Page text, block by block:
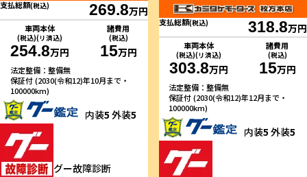
支払総額(税込) 269.8万円
車両本体
(税込)(リ済込)
254.8万円
諸費用
(税込)
15万円
法定整備：整備無
保証付 (2030(令和12)年10月まで・
100000km)
内装5 外装5
グー故障診断
支払総額(税込) 318.8万円
車両本体
(税込)(リ済込)
303.8万円
諸費用
(税込)
15万円
法定整備：整備無
保証付 (2030(令和12)年12月まで・
100000km)
内装5 外装5